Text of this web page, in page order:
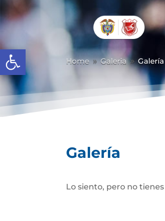
Abrir barra de herramientas
Home 9 Galeria 9 Galería
Galería
Lo siento, pero no